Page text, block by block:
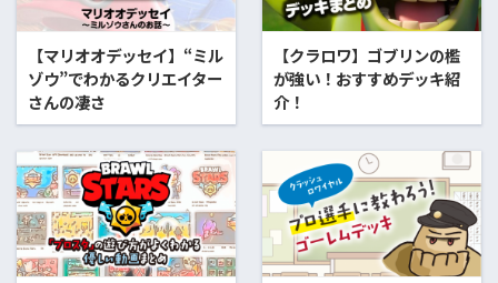
【マリオオデッセイ】“ミル
ゾウ”でわかるクリエイター
さんの凄さ
【クラロワ】ゴブリンの檻
が強い！おすすめデッキ紹
介！